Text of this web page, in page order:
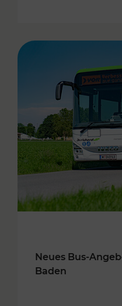
Neues Bus-
Baden